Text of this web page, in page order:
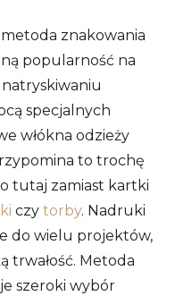
znakowania
popularność na
natryskiwaniu
specjalnych
włókna odzieży
to trochę
tutaj zamiast kartki
czy torby. Nadruki
do wielu projektów,
trwałość. Metoda
szeroki wybór